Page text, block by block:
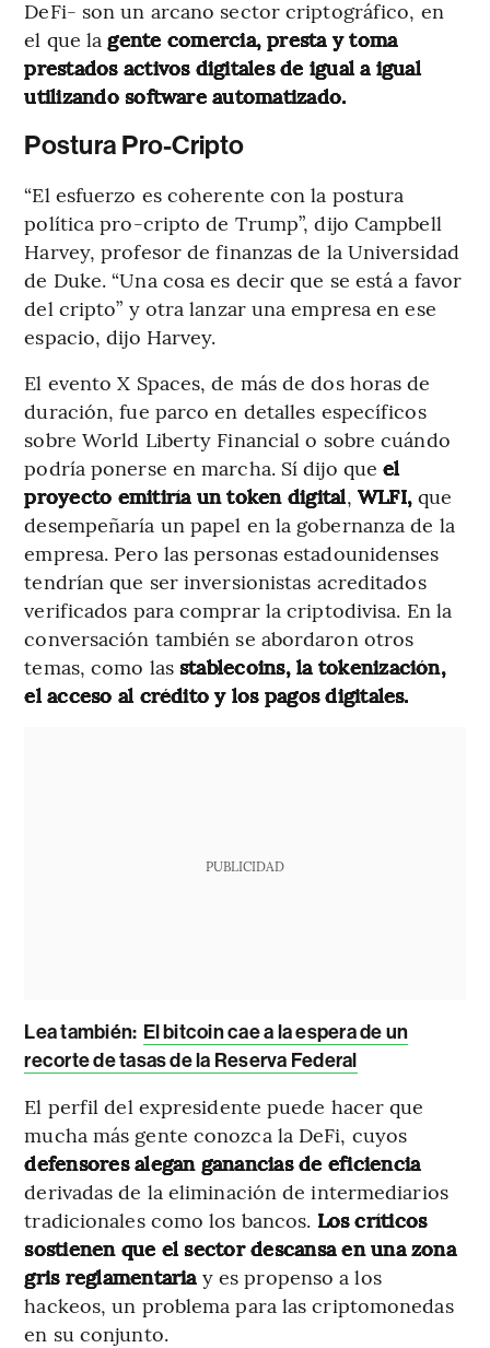
DeFi- son un arcano sector criptográfico, en
el que la gente comercia, presta y toma
prestados activos digitales de igual a igual
utilizando software automatizado.
Postura Pro-Cripto
“El esfuerzo es coherente con la postura
política pro-cripto de Trump”, dijo Campbell
Harvey, profesor de finanzas de la Universidad
de Duke. “Una cosa es decir que se está a favor
del cripto” y otra lanzar una empresa en ese
espacio, dijo Harvey.
El evento X Spaces, de más de dos horas de
duración, fue parco en detalles específicos
sobre World Liberty Financial o sobre cuándo
podría ponerse en marcha. Sí dijo queel
proyecto emitiría un token digital, WLFI, que
desempeñaría un papel en la gobernanza de la
empresa. Pero las personas estadounidenses
tendrían que ser inversionistas acreditados
verificados para comprar la criptodivisa. En la
conversación también se abordaron otros
temas, como las stablecoins, la tokenización,
el acceso al crédito y los pagos digitales.
PUBLICIDAD
Lea también: El bitcoin cae a la espera de un
recorte de tasas de la Reserva Federal
El perfil del expresidente puede hacer que
mucha más gente conozca la DeFi, cuyos
defensores alegan ganancias de eficiencia
derivadas de la eliminación de intermediarios
tradicionales como los bancos. Los críticos
sostienen que el sector descansa en una zona
gris reglamentariay es propenso a los
hackeos, un problema para las criptomonedas
en su conjunto.